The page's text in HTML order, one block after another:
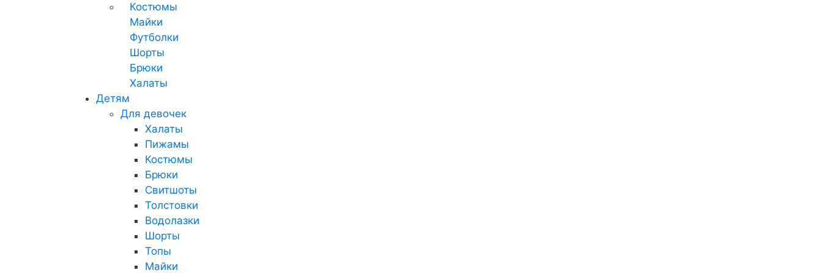
Костюмы
Майки
Футболки
Шорты
Брюки
Халаты
Детям
Для девочек
Халаты
Пижамы
Костюмы
Брюки
Свитшоты
Толстовки
Водолазки
Шорты
Топы
Майки